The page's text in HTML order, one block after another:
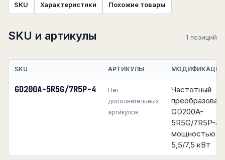
SKU Характеристики Похожие товары
SKU и артикулы 1 позиций
SKU АРТИКУЛЫ МОДИФИКАЦИЯ
GD200A-5R5G/7R5P-4
Нет
дополнительных
артикулов
Частотный
GD200A-
5R5G/7R5P-4
мощностью
5,5/7,5 кВт